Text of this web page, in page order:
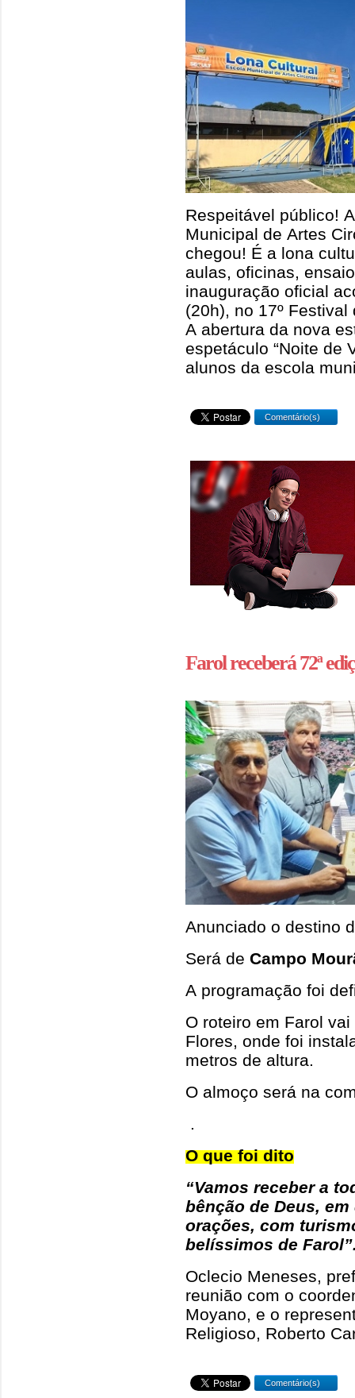
Respeitável público!
Municipal de Artes
chegou! É a lona
aulas, oficinas,
inauguração oficial
(20h), no 17º
A abertura da nova
espetáculo “Noite de
alunos da escola
Comentário(s)
Farol receberá 72ª
Anunciado o destino
Será de Campo
A programação foi
O roteiro em Farol
Flores, onde foi
metros de altura.
O almoço será na
.
O que foi dito
“Vamos receber a
bênção de Deus,
orações, com
belíssimos de
Oclecio Meneses,
reunião com o
Moyano, e o
Religioso, Roberto
Comentário(s)